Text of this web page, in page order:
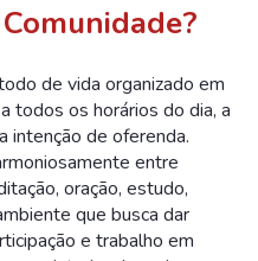
de vida organizado em
todos os horários do dia, a
intenção de oferenda.
entre
oração, estudo,
que busca dar
e trabalho em